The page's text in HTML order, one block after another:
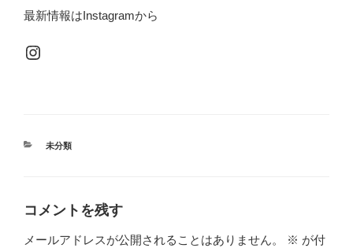
最新情報はInstagramから
Instagram
カ
未分類
コメントを残す
メールアドレスが公開されることはありません。 ※ が付